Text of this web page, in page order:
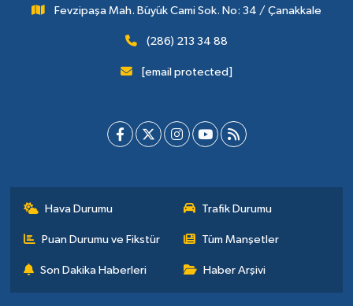
Fevzipaşa Mah. Büyük Cami Sok. No: 34 / Çanakkale
(286) 213 34 88
[email protected]
Hava Durumu Trafik Durumu
Puan Durumu ve Fikstür Tüm Manşetler
Son Dakika Haberleri Haber Arşivi